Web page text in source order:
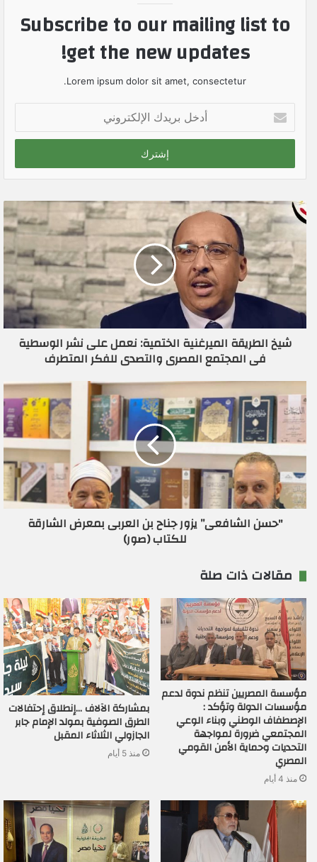
Subscribe to our mailing list to
get the new updates!
Lorem ipsum dolor sit amet, consectetur.
خ
ب
ي
د
ا
ل
إ
ل
وشيخ الطريقة الميرغنية الختمية: نعمل على نشر الوسطية
فى المجتمع المصرى والتصدى للفكر المتطرف
"حسن الشافعى” يزور جناح بن العربى بمعرض الشارقة
للكتاب (صور)
مقالات ذات صلة
مؤسسة المصريين تنظم ندوة لدعم
مؤسسات الدولة وتؤكد :
الإصطفاف الوطني وبناء الوعي
المجتمعي ضرورة لمواجهة
التحديات وحماية الأمن القومي
المصري
منذ 4 أيام
بمشاركة الآلاف …إنطلاق إحتفالات
الطرق الصوفية بمولد الإمام جابر
الجازولي الثلاثاء المقبل
منذ 5 أيام